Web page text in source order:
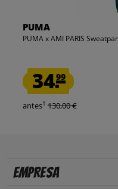
PUMA
PUMA x AMI PARIS
34.99
antes1 130,00 €
Empresa